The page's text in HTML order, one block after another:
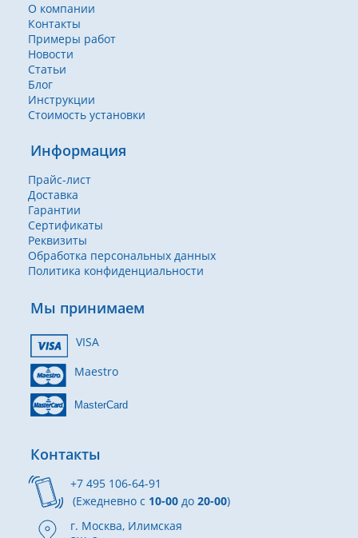
О компании
Контакты
Примеры работ
Новости
Статьи
Блог
Инструкции
Стоимость установки
Информация
Прайс-лист
Доставка
Гарантии
Сертификаты
Реквизиты
Обработка персональных данных
Политика конфиденциальности
Мы принимаем
VISA
Maestro
MasterCard
Контакты
+7 495 106-64-91
(Ежедневно с 10-00 до 20-00)
г. Москва, Илимская